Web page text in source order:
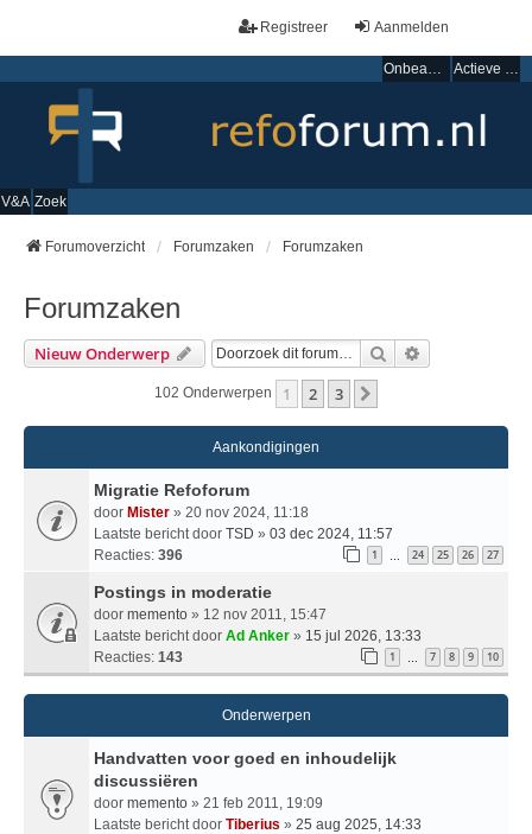
Aanmelden
Registreer
Onbeantwoorde onderwerpen Actieve onderwerpen
V&A Zoek
Forumoverzicht Forumzaken Forumzaken
Forumzaken
Nieuw Onderwerp Zoek
102 Onderwerpen 1 2 3
Aankondigingen
Migratie Refoforum
door Mister » 20 nov 2024, 11:18
Laatste bericht door TSD » 03 dec 2024, 11:57
Reacties: 396 1 … 24 25 26 27
Postings in moderatie
door memento » 12 nov 2011, 15:47
Laatste bericht door Ad Anker » 15 jul 2026, 13:33
Reacties: 143 1 … 7 8 9 10
Onderwerpen
Handvatten voor goed en inhoudelijk
discussiëren
door memento » 21 feb 2011, 19:09
Laatste bericht door Tiberius » 25 aug 2025, 14:33